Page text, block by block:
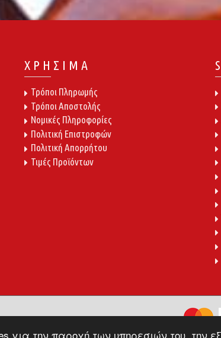
για την παροχή των υπηρεσιών του,
ΧΡΗΣΙΜΑ
Τρόποι Πληρωμής
Τρόποι Αποστολής
Νομικές Πληροφορίες
Πολιτική Επιστροφών
Πολιτική Απορρήτου
Τιμές Προϊόντων